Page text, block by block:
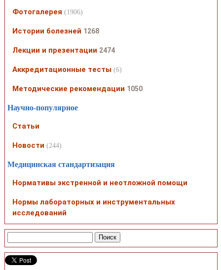
Фотогалерея (1906)
Истории болезней 1268
Лекции и презентации 2474
Аккредитационные тесты (6)
Методические рекомендации 1050
Научно-популярное
Статьи
Новости (244)
Медицинская стандартизация
Нормативы экстренной и неотложной помощи
Нормы лабораторных и инструментальных
исследований